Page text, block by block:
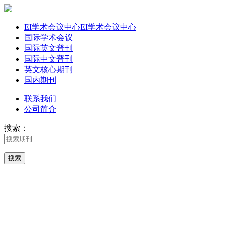
EI学术会议中心EI学术会议中心
国际学术会议
国际英文普刊
国际中文普刊
英文核心期刊
国内期刊
联系我们
公司简介
搜索：